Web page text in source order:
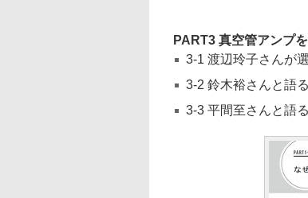
PART3 真空管アンプ
3-1 渡辺玲子さんが
3-2 鈴木裕さんと語
3-3 平間至さんと語